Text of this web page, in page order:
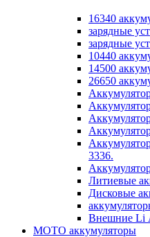
16340
зарядные
зарядные
10440
14500
26650
3336.
Литиевые
Дисковые
Внешние Li
МОТО аккумуляторы